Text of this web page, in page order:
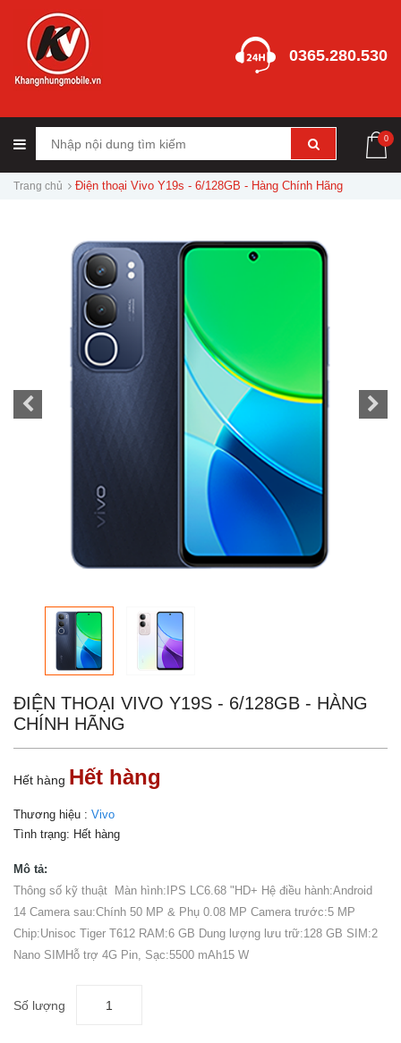
0365.280.530
0
Trang chủ Điện thoại Vivo Y19s - 6/128GB - Hàng Chính Hãng
ĐIỆN THOẠI VIVO Y19S - 6/128GB - HÀNG
CHÍNH HÃNG
Hết hàng Hết hàng
Thương hiệu : Vivo
Tình trạng: Hết hàng
Mô tả:
Thông số kỹ thuật Màn hình:IPS LC6.68 "HD+ Hệ điều hành:Android
14 Camera sau:Chính 50 MP & Phụ 0.08 MP Camera trước:5 MP
Chip:Unisoc Tiger T612 RAM:6 GB Dung lượng lưu trữ:128 GB SIM:2
Nano SIMHỗ trợ 4G Pin, Sạc:5500 mAh15 W
Số lượng